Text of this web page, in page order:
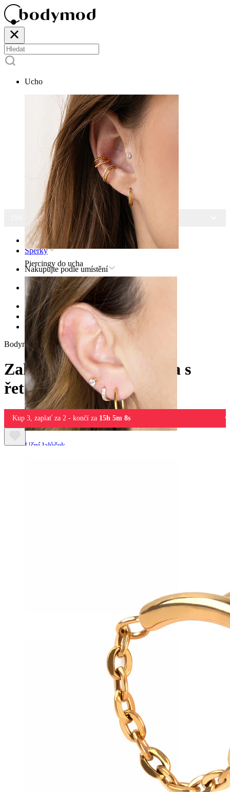
Ucho
Piercingy do ucha
Ušní lalůček
15% SLEVA NA VŠECHNY ŠPERKY
Úvod
Šperky
Nakupujte podle umístění
Ucho
Helix
Titanové šperky pro helix
Zahnutá titanová labreta s řetízkem
Bodymod Trend
Zahnutá titanová labreta s
řetízkem
Kup 3, zaplať za 2 - končí za 15h 5m 8s